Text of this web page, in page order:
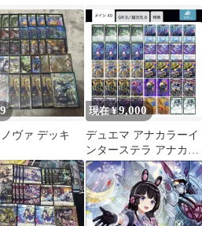
ヴァ デッキ
現在 ¥9,000
デュエマ アナカラーイ
ンターステラ アナカラ
ーマルル デッキ